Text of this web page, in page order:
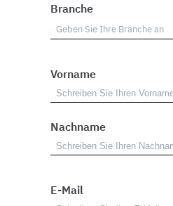
Branche
Vorname
Nachname
E-Mail